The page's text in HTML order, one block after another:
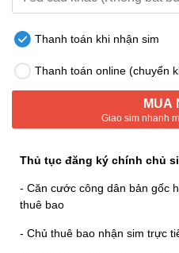
Thanh toán khi nhận sim
Thanh toán online (chuyển
MUA
Giao sim nhanh
Thủ tục đăng ký chính chủ
- Căn cước công dân bản gốc
thuê bao
- Chủ thuê bao nhận sim trực